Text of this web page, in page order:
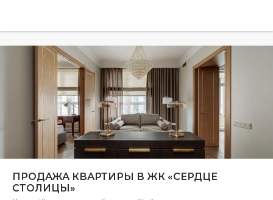
ПРОДАЖА КВАРТИРЫ В ЖК «СЕРДЦЕ
СТОЛИЦЫ»